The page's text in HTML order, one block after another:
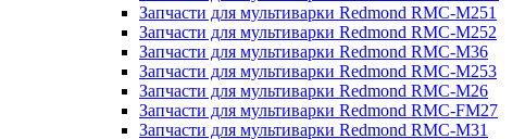
Запчасти для мультиварки Redmond RMC-M251
Запчасти для мультиварки Redmond RMC-M252
Запчасти для мультиварки Redmond RMC-M36
Запчасти для мультиварки Redmond RMC-M253
Запчасти для мультиварки Redmond RMC-M26
Запчасти для мультиварки Redmond RMC-FM27
Запчасти для мультиварки Redmond RMC-M31